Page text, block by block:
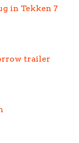
in Tekken 7
trailer